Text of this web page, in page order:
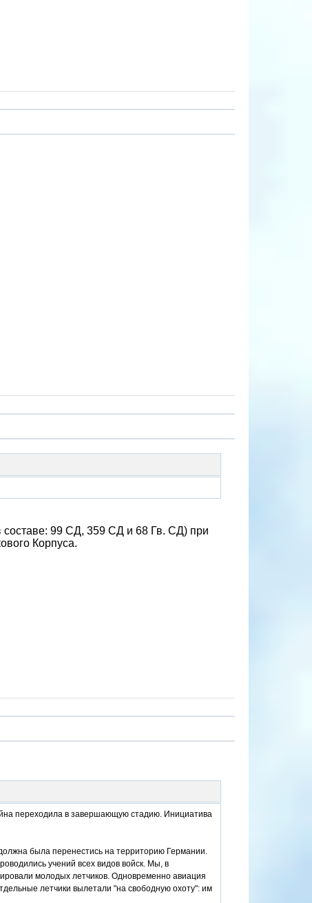
99 СД, 359 СД и 68 Гв. СД) при
Корпуса.
переходила в завершающую стадию. Инициатива
была перенестись на территорию Германии.
учений всех видов войск. Мы, в
молодых летчиков. Одновременно авиация
летчики вылетали "на свободную охоту": им